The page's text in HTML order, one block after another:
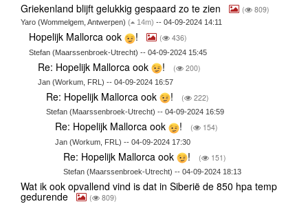
Griekenland blijft gelukkig gespaard zo te zien ( 809)
Yaro (Wommelgem, Antwerpen) ( 14m) -- 04-09-2024 14:11
Hopelijk Mallorca ook ! ( 436)
Stefan (Maarssenbroek-Utrecht) -- 04-09-2024 15:45
Re: Hopelijk Mallorca ook ! ( 200)
Jan (Workum, FRL) -- 04-09-2024 16:57
Re: Hopelijk Mallorca ook ! ( 222)
Stefan (Maarssenbroek-Utrecht) -- 04-09-2024 16:59
Re: Hopelijk Mallorca ook ! ( 154)
Jan (Workum, FRL) -- 04-09-2024 17:30
Re: Hopelijk Mallorca ook ! ( 151)
Stefan (Maarssenbroek-Utrecht) -- 04-09-2024 18:13
Wat ik ook opvallend vind is dat in Siberië de 850 hpa temp
gedurende ( 809)